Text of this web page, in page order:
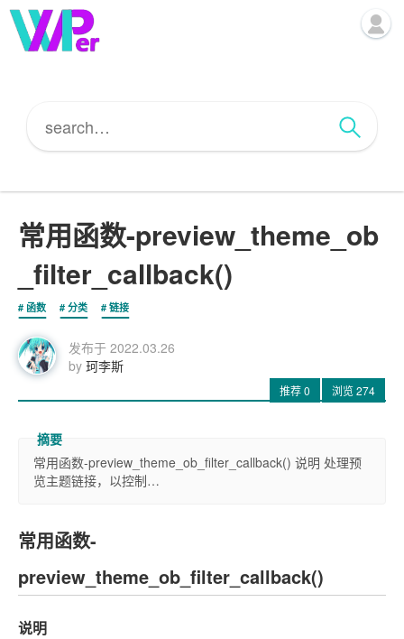
常用函数-preview_theme_ob
_filter_callback()
函数 分类 链接
发布于 2022.03.26
by 珂李斯
推荐0 浏览274
常用函数-preview_theme_ob_filter_callback() 说明 处理预
览主题链接，以控制…
常用函数-
preview_theme_ob_filter_callback()
说明